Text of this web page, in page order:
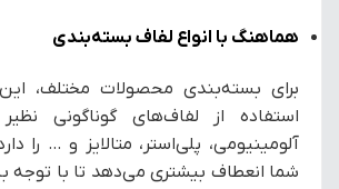
هماهنگ با انواع لفاف بسته‌بندی
برای بسته‌بندی محصولات مختلف،
استفاده از لفاف‌های گوناگونی
آلومینیومی، پلی‌استر، متالایز و … را
شما انعطاف بیشتری می‌دهد تا با